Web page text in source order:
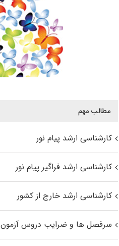
مطالب مهم
کارشناسی ارشد پیام نور
کارشناسی ارشد فراگیر پیام نور
کارشناسی ارشد خارج از کشور
سرفصل ها و ضرایب دروس آزمون